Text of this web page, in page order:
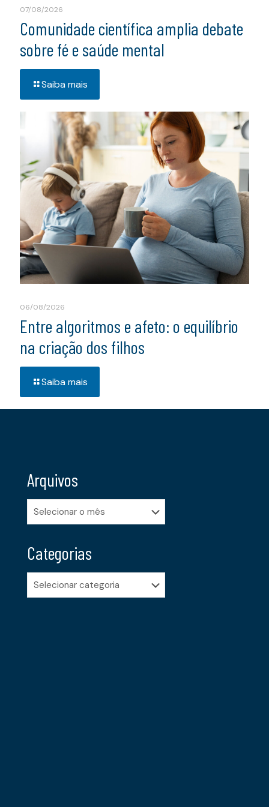
07/08/2026
Comunidade científica amplia debate
sobre fé e saúde mental
Saiba mais
06/08/2026
Entre algoritmos e afeto: o equilíbrio
na criação dos filhos
Saiba mais
Arquivos
Arquivos
Categorias
Categorias